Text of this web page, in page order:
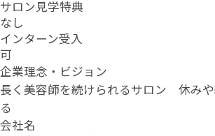
サロン見学特典
なし
インターン受入
可
企業理念・ビジョン
長く美容師を続けられるサロン 休み
る
会社名